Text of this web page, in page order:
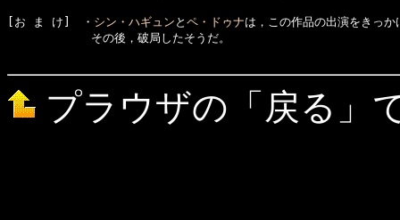
[お ま け]　・ シン・ハギュン と ペ・ドゥナは，この作品の出演をきっ
  　　　　　　その後，破局したそうだ。
プラウザの「戻る」